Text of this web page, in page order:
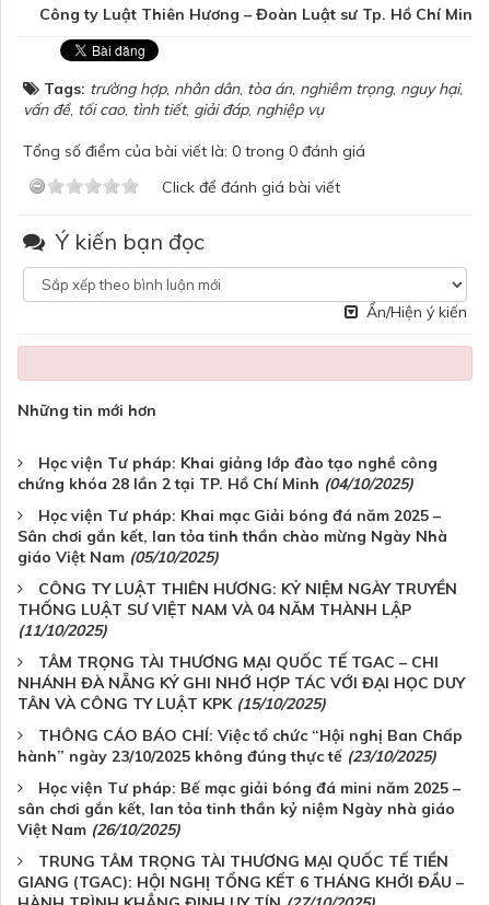
Công ty Luật Thiên Hương – Đoàn Luật sư Tp. Hồ Chí Min
Tags: trường hợp, nhân dân, tòa án, nghiêm trọng, nguy hại,
vấn đề, tối cao, tình tiết, giải đáp, nghiệp vụ
Tổng số điểm của bài viết là: 0 trong 0 đánh giá
Click để đánh giá bài viết
Ý kiến bạn đọc
Ẩn/Hiện ý kiến
Những tin mới hơn
Học viện Tư pháp: Khai giảng lớp đào tạo nghề công
chứng khóa 28 lần 2 tại TP. Hồ Chí Minh (04/10/2025)
Học viện Tư pháp: Khai mạc Giải bóng đá năm 2025 –
Sân chơi gắn kết, lan tỏa tinh thần chào mừng Ngày Nhà
giáo Việt Nam (05/10/2025)
CÔNG TY LUẬT THIÊN HƯƠNG: KỶ NIỆM NGÀY TRUYỀN
THỐNG LUẬT SƯ VIỆT NAM VÀ 04 NĂM THÀNH LẬP
(11/10/2025)
TÂM TRỌNG TÀI THƯƠNG MẠI QUỐC TẾ TGAC – CHI
NHÁNH ĐÀ NẴNG KÝ GHI NHỚ HỢP TÁC VỚI ĐẠI HỌC DUY
TÂN VÀ CÔNG TY LUẬT KPK (15/10/2025)
THÔNG CÁO BÁO CHÍ: Việc tổ chức “Hội nghị Ban Chấp
hành” ngày 23/10/2025 không đúng thực tế (23/10/2025)
Học viện Tư pháp: Bế mạc giải bóng đá mini năm 2025 –
sân chơi gắn kết, lan tỏa tinh thần kỷ niệm Ngày nhà giáo
Việt Nam (26/10/2025)
TRUNG TÂM TRỌNG TÀI THƯƠNG MẠI QUỐC TẾ TIỀN
GIANG (TGAC): HỘI NGHỊ TỔNG KẾT 6 THÁNG KHỞI ĐẦU –